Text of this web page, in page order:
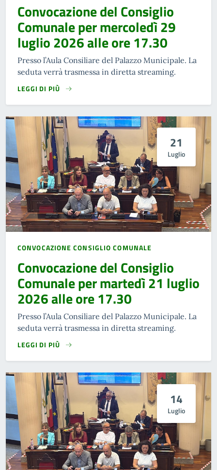
Convocazione del Consiglio
Comunale per mercoledì 29
luglio 2026 alle ore 17.30
Presso l’Aula Consiliare del Palazzo Municipale. La
seduta verrà trasmessa in diretta streaming.
LEGGI DI PIÙ
21
Luglio
CONVOCAZIONE CONSIGLIO COMUNALE
Convocazione del Consiglio
Comunale per martedì 21 luglio
2026 alle ore 17.30
Presso l’Aula Consiliare del Palazzo Municipale. La
seduta verrà trasmessa in diretta streaming.
LEGGI DI PIÙ
14
Luglio